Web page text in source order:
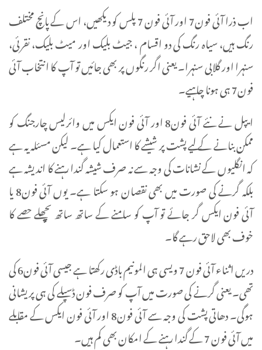
اب ذرا آئی فون7 اور آئی فون 7 پلس کو دیکھیں، اس کے پانچ مختلف
رنگ ہیں، سیاہ رنگ کی دو اقسام ، جیٹ بلیک اور میٹ بلیک، نقرئی،
سنہرا اور گلابی سنہرا۔ یعنی اگر رنگوں پر بھی جائیں تو آپ کا انتخاب آئی
فون7 ہی ہونا چاہیے۔
ایپل نے نئے آئی فون8 اور آئی فون ایکس میں وائرلیس چارجنگ کو
ممکن بنانے کے لیے پشت پر شیشے کا استعمال کیا ہے۔ لیکن مسئلہ یہ ہے
کہ انگلیوں کے نشانات کی وجہ سے نہ صرف شیشہ گندا رہنے کا اندیشہ ہے
بلکہ گرنے کی صورت میں بھی نقصان ہو سکتا ہے۔ یوں آئی فون8 یا
آئی فون ایکس گر جائے تو آپ کو سامنے کے ساتھ ساتھ پچھلے حصے کا
خوف بھی لاحق رہے گا۔
دریں اثناء آئی فون 7 ویسی ہی المونیم باڈی رکھتا ہے جیسی آئی فون6 کی
تھی۔ یعنی گرنے کی صورت میں آپ کو صرف فون ڈسپلے کی ہی پریشانی
ہوگی۔ دھاتی پشت کی وجہ سے آئی فون8 اور آئی فون ایکس کے مقابلے
میں آئی فون 7 کے گندا رہنے کے امکان بھی کم ہیں۔